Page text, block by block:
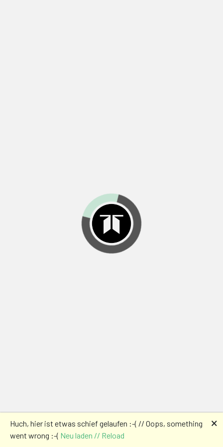
Huch, hier ist etwas schief gelaufen :-( // Oops, something
went wrong :-( Neu laden // Reload
🗙